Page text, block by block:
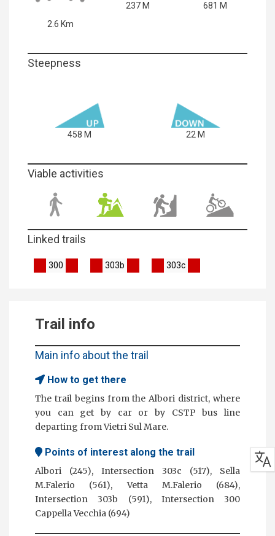
2.6 Km
237 M 681 M
Steepness
458 M 22 M
Viable activities
Linked trails
300 303b 303c
Trail info
Main info about the trail
How to get there
The trail begins from the Albori district, where
you can get by car or by CSTP bus line
departing from Vietri Sul Mare.
Points of interest along the trail
Albori (245), Intersection 303c (517), Sella
M.Falerio (561), Vetta M.Falerio (684),
Intersection 303b (591), Intersection 300
Cappella Vecchia (694)